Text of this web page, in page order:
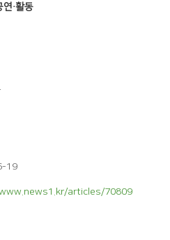
연·활동
19
articles/70809